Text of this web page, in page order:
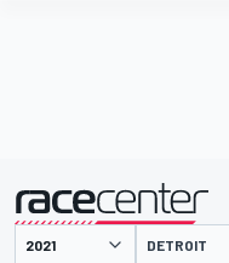
présenté par DETROIT